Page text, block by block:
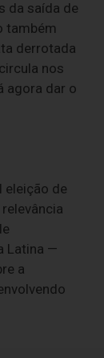
da saída de
também
derrotada
nos
agora dar o
eleição de
Latina —
a